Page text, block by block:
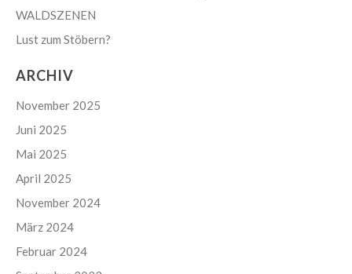
WALDSZENEN
Lust zum Stöbern?
ARCHIV
November 2025
Juni 2025
Mai 2025
April 2025
November 2024
März 2024
Februar 2024